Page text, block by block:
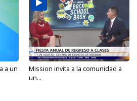
a un
Mission invita a la comunidad a
un...